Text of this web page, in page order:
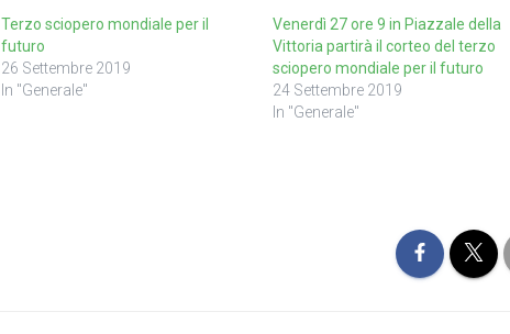
Terzo sciopero mondiale per il
futuro
26 Settembre 2019
In "Generale"
Venerdì 27 ore 9 in Piazzale della
Vittoria partirà il corteo del terzo
sciopero mondiale per il futuro
24 Settembre 2019
In "Generale"